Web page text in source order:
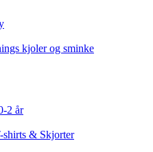
kjoler og sminke
2 år
shirts & Skjorter